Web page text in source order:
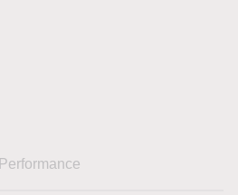
Performance